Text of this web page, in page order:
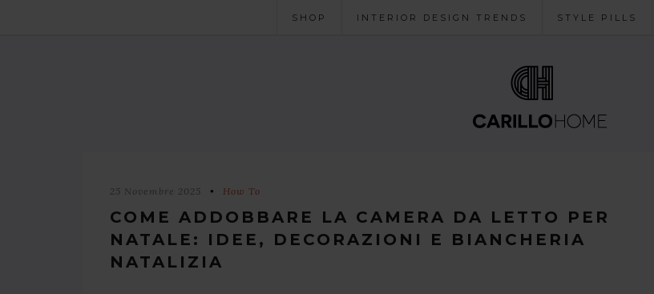
SHOP INTERIOR DESIGN TRENDS STYLE PILLS
25 Novembre 2025 How To
COME ADDOBBARE LA CAMERA DA LETTO PER
NATALE: IDEE, DECORAZIONI E BIANCHERIA
NATALIZIA